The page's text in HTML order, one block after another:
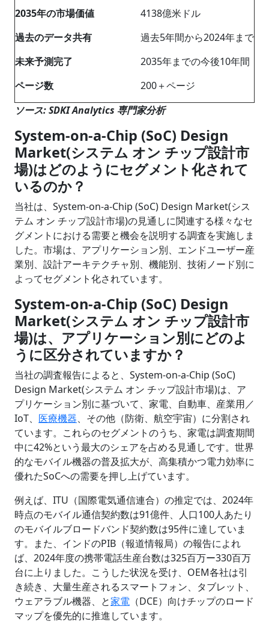
2035年の市場価値
4138億米ドル
過去のデータ共有
過去5年間から2024年まで
未来予測完了
2035年までの今後10年間
ページ数
200＋ページ
ソース: SDKI Analytics 専門家分析
System-on-a-Chip (SoC) Design
Market(システム オン チップ設計市
場)はどのようにセグメント化されて
いるのか？
当社は、System-on-a-Chip (SoC) Design Market(シス
テム オン チップ設計市場)の見通しに関連する様々なセ
グメントにおける需要と機会を説明する調査を実施しま
した。市場は、アプリケーション別、エンドユーザー産
業別、設計アーキテクチャ別、機能別、技術ノード別に
よってセグメント化されています。
System-on-a-Chip (SoC) Design
Market(システム オン チップ設計市
場)は、アプリケーション別にどのよ
うに区分されていますか？
当社の調査報告によると、System-on-a-Chip (SoC)
Design Market(システム オン チップ設計市場)は、ア
プリケーション別に基づいて、家電、自動車、産業用／
IoT、 医療機器、その他（防衛、航空宇宙）に分割され
ています。これらのセグメントのうち、家電は調査期間
中に42%という最大のシェアを占める見通しです。世界
的なモバイル機器の普及拡大が、高集積かつ電力効率に
優れたSoCへの需要を押し上げています。
例えば、ITU（国際電気通信連合）の推定では、2024年
時点のモバイル通信契約数は91億件、人口100人あたり
のモバイルブロードバンド契約数は95件に達していま
す。また、インドのPIB（報道情報局）の報告によれ
ば、2024年度の携帯電話生産台数は325百万ー330百万
台に上りました。こうした状況を受け、OEM各社は引
き続き、大量生産されるスマートフォン、タブレット、
ウェアラブル機器、と家電 （DCE）向けチップのロード
マップを優先的に推進しています。